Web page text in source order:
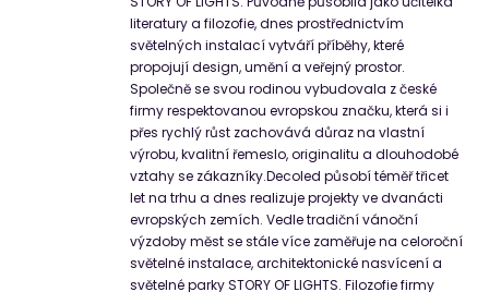
literatury a filozofie, dnes prostřednictvím
světelných instalací vytváří příběhy, které
propojují design, umění a veřejný prostor.
Společně se svou rodinou vybudovala z české
firmy respektovanou evropskou značku, která si i
přes rychlý růst zachovává důraz na vlastní
výrobu, kvalitní řemeslo, originalitu a dlouhodobé
vztahy se zákazníky.Decoled působí téměř třicet
let na trhu a dnes realizuje projekty ve dvanácti
evropských zemích. Vedle tradiční vánoční
výzdoby měst se stále více zaměřuje na celoroční
světelné instalace, architektonické nasvícení a
světelné parky STORY OF LIGHTS. Filozofie firmy